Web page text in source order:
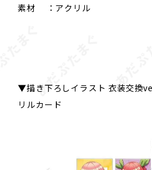
素材 ：アクリル
▼描き下ろしイラスト 衣装交換
リルカード